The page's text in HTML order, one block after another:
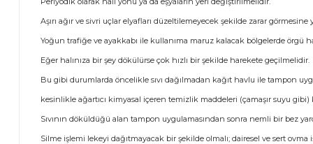
Aşırı ağır ve sivri uçlar elyafları düzeltilemeyecek şekilde zarar görmesine
Yoğun trafiğe ve ayakkabı ile kullanıma maruz kalacak bölgelerde örgü
Eğer halınıza bir şey dökülürse çok hızlı bir şekilde harekete geçilmelidir.
Bu gibi durumlarda öncelikle sıvı dağılmadan kağıt havlu ile tampon
kesinlikle ağartıcı kimyasal içeren temizlik maddeleri (çamaşır suyu gibi)
Sıvının döküldüğü alan tampon uygulamasından sonra nemli bir bez
Silme işlemi lekeyi dağıtmayacak bir şekilde olmalı; dairesel ve sert ovma